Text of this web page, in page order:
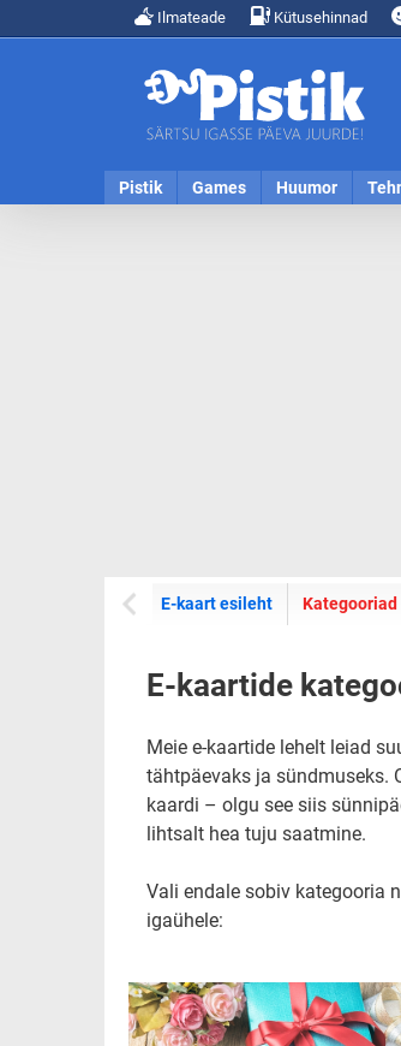
Ilmateade Kütusehinnad
Pistik Games Huumor
E-kaart esileht E-kaartide
Kategooriad
E-kaartide
Meie e-kaartide lehelt leiad
tähtpäevaks ja sündmuseks.
kaardi – olgu see siis
lihtsalt hea tuju saatmine.
Vali endale sobiv kategooria
igaühele: